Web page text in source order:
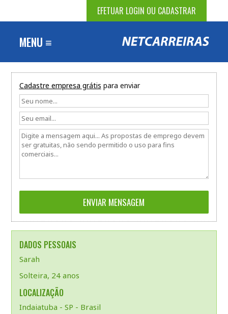
EFETUAR LOGIN OU CADASTRAR
MENU ≡
Cadastre empresa grátis para enviar
DADOS PESSOAIS
Sarah
Solteira, 24 anos
LOCALIZAÇÃO
Indaiatuba - SP - Brasil